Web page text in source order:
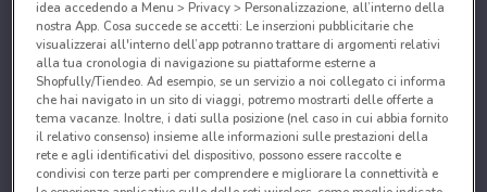
idea accedendo a Menu > Privacy > Personalizzazione, all’interno della
nostra App. Cosa succede se accetti: Le inserzioni pubblicitarie che
visualizzerai all'interno dell’app potranno trattare di argomenti relativi
alla tua cronologia di navigazione su piattaforme esterne a
Shopfully/Tiendeo. Ad esempio, se un servizio a noi collegato ci informa
che hai navigato in un sito di viaggi, potremo mostrarti delle offerte a
tema vacanze. Inoltre, i dati sulla posizione (nel caso in cui abbia fornito
il relativo consenso) insieme alle informazioni sulle prestazioni della
rete e agli identificativi del dispositivo, possono essere raccolte e
condivisi con terze parti per comprendere e migliorare la connettività e